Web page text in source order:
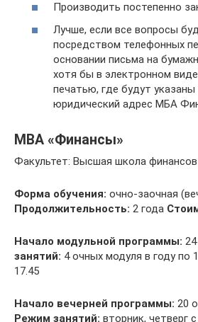
Производить постепенно
Лучше, если все вопросы
посредством телефонных
основании письма на
хотя бы в электронном
печатью, где будут
юридический адрес МБА
МВА «Финансы»
Факультет: Высшая школа
Форма обучения: очно-заочная
Продолжительность: 2 годa
Начало модульной программы:
занятий: 4 очных модуля в году по
17.45
Начало вечерней программы: 20
Режим занятий: вторник, четверг